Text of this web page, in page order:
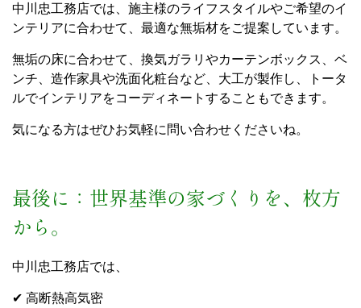
中川忠工務店では、施主様のライフスタイルやご希望のイ
ンテリアに合わせて、最適な無垢材をご提案しています。
無垢の床に合わせて、換気ガラリやカーテンボックス、ベ
ンチ、造作家具や洗面化粧台など、大工が製作し、トータ
ルでインテリアをコーディネートすることもできます。
気になる方はぜひお気軽に問い合わせくださいね。
最後に：世界基準の家づくりを、枚方
から。
中川忠工務店では、
✔ 高断熱高気密